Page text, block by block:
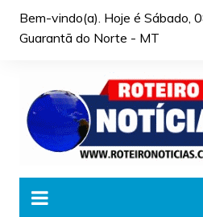
Bem-vindo(a). Hoje é Sábado,
Guarantã do Norte - MT